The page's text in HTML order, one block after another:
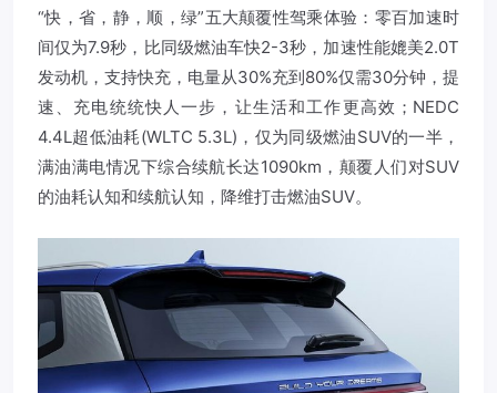
“快，省，静，顺，绿”五大颠覆性驾乘体验：零百加速时
间仅为7.9秒，比同级燃油车快2-3秒，加速性能媲美2.0T
发动机，支持快充，电量从30%充到80%仅需30分钟，提
速、充电统统快人一步，让生活和工作更高效；NEDC
4.4L超低油耗(WLTC 5.3L)，仅为同级燃油SUV的一半，
满油满电情况下综合续航长达1090km，颠覆人们对SUV
的油耗认知和续航认知，降维打击燃油SUV。